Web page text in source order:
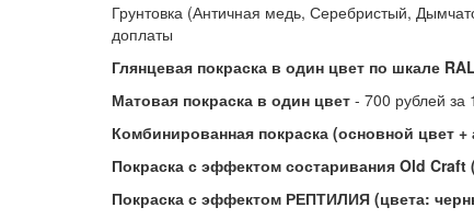
Грунтовка (Античная медь, Серебристый,
доплаты
Глянцевая покраска в один цвет по шкале RAL
Матовая покраска в один цвет - 700 рублей за
Комбинированная покраска (основной цвет +
Покраска с эффектом состаривания Old Craft
Покраска с эффектом РЕПТИЛИЯ (цвета: